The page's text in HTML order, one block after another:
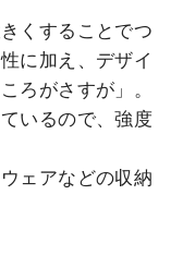
くすることでつ
に加え、デザイ
ろがさすが」。
いるので、強度
ェアなどの収納